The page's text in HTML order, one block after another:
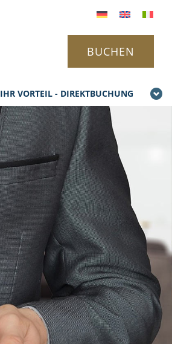
IHR VORTEIL - DIREKTBUCHUNG
BUCHEN